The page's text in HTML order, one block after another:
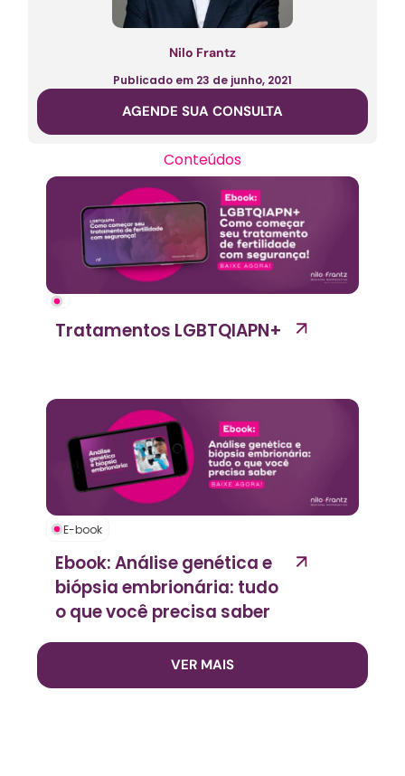
Nilo Frantz
Publicado em 23 de junho, 2021
AGENDE SUA CONSULTA
Conteúdos
Tratamentos LGBTQIAPN+
E-book
Ebook: Análise genética e
biópsia embrionária: tudo
o que você precisa saber
VER MAIS